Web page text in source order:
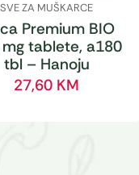
SVE ZA MUŠKARCE
Premium BIO
tablete, a180
tbl – Hanoju
27,60 KM